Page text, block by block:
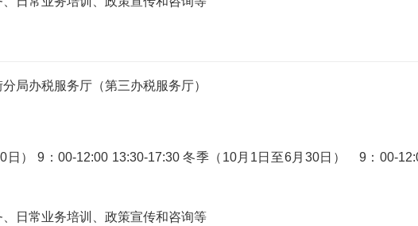
局办税服务厅（第三办税服务厅）
日） 9：00-12:00 13:30-17:30 冬季（10月1日至6月30日） 9：00-
日常业务培训、政策宣传和咨询等